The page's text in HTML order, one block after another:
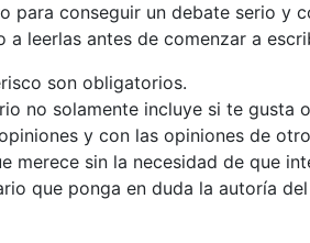
para conseguir un debate serio y
leerlas antes de comenzar a
son obligatorios.
no solamente incluye si te gusta
y con las opiniones de
merece sin la necesidad de que
que ponga en duda la autoría